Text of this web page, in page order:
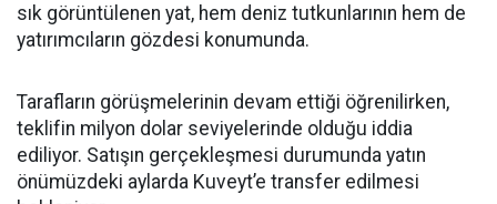
sık görüntülenen yat, hem deniz tutkunlarının hem de
yatırımcıların gözdesi konumunda.
Tarafların görüşmelerinin devam ettiği öğrenilirken,
teklifin milyon dolar seviyelerinde olduğu iddia
ediliyor. Satışın gerçekleşmesi durumunda yatın
önümüzdeki aylarda Kuveyt’e transfer edilmesi